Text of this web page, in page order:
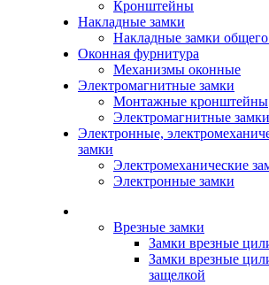
Кронштейны
Накладные замки
Накладные замки общего
Оконная фурнитура
Механизмы оконные
Электромагнитные замки
Монтажные кронштейны
Электромагнитные замки
Электронные,
замки
Электромеханические
Электронные замки
Врезные замки
Замки врезные
Замки врезные
защелкой